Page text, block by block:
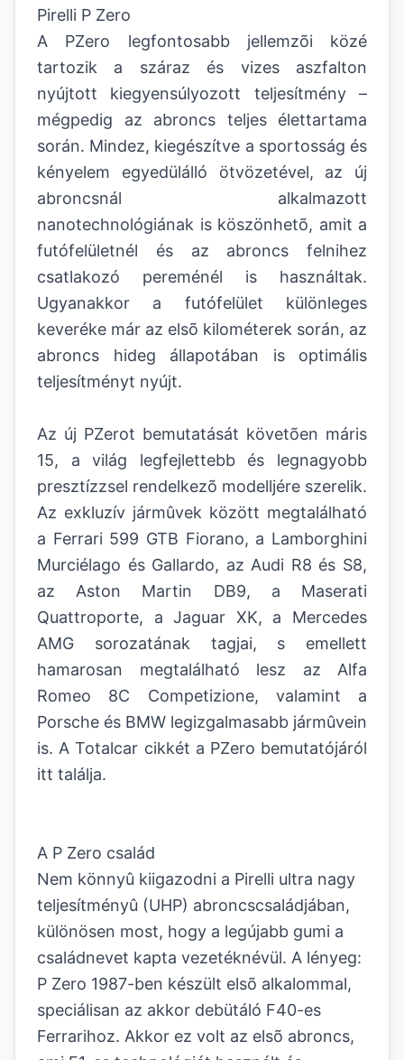
Pirelli P Zero
A PZero legfontosabb jellemzõi közé
tartozik a száraz és vizes aszfalton
nyújtott kiegyensúlyozott teljesítmény –
mégpedig az abroncs teljes élettartama
során. Mindez, kiegészítve a sportosság és
kényelem egyedülálló ötvözetével, az új
abroncsnál alkalmazott
nanotechnológiának is köszönhetõ, amit a
futófelületnél és az abroncs felnihez
csatlakozó pereménél is használtak.
Ugyanakkor a futófelület különleges
keveréke már az elsõ kilométerek során, az
abroncs hideg állapotában is optimális
teljesítményt nyújt.
Az új PZerot bemutatását követõen máris
15, a világ legfejlettebb és legnagyobb
presztízzsel rendelkezõ modelljére szerelik.
Az exkluzív jármûvek között megtalálható
a Ferrari 599 GTB Fiorano, a Lamborghini
Murciélago és Gallardo, az Audi R8 és S8,
az Aston Martin DB9, a Maserati
Quattroporte, a Jaguar XK, a Mercedes
AMG sorozatának tagjai, s emellett
hamarosan megtalálható lesz az Alfa
Romeo 8C Competizione, valamint a
Porsche és BMW legizgalmasabb jármûvein
is. A Totalcar cikkét a PZero bemutatójáról
itt találja.
A P Zero család
Nem könnyû kiigazodni a Pirelli ultra nagy
teljesítményû (UHP) abroncscsaládjában,
különösen most, hogy a legújabb gumi a
családnevet kapta vezetéknévül. A lényeg:
P Zero 1987-ben készült elsõ alkalommal,
speciálisan az akkor debütáló F40-es
Ferrarihoz. Akkor ez volt az elsõ abroncs,